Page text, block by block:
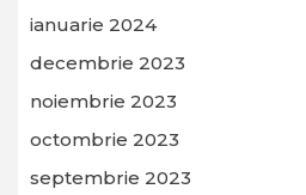
ianuarie 2024
decembrie 2023
noiembrie 2023
octombrie 2023
septembrie 2023